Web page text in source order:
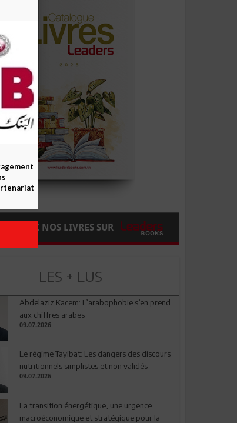
NOS LIVRES SUR
LES + LUS
Abdelaziz Kacem: L’arabophobie s’en prend
aux chiffres arabes
09.07.2026
Le régime Tayibat: Les dangers des discours
nutritionnels simplistes et non validés
09.07.2026
La transition énergétique, une urgence
macroéconomique et stratégique pour la